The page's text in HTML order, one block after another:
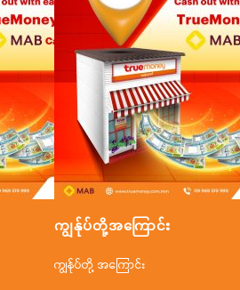
ကျွန်ုပ်တို့အ‌ကြောင်း
ကျွန်ုပ်တို့ အကြောင်း